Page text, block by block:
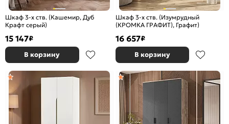
Шкаф 3-х ств. (Кашемир, Дуб
Крафт серый)
15 147₽
В корзину
Шкаф 3-х ств. (Изумрудный
(КРОМКА ГРАФИТ), Графит)
16 657₽
В корзину